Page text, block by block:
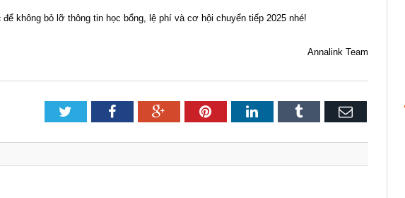
để không bỏ lỡ thông tin học bổng, lệ phí và cơ hội chuyển tiếp 2025 nhé!
Annalink Team
TwitterFacebook Google+PinterestLinkedInTumblr Email